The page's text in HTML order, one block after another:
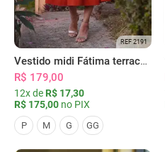
REF 2191
Vestido midi Fátima terracota
R$ 179,00
12x de R$ 17,30
R$ 175,00 no PIX
P M G GG